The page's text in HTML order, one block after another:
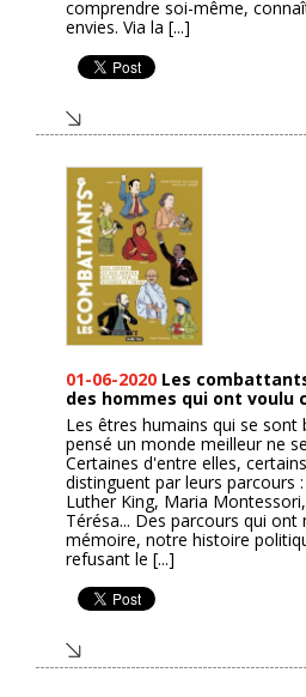
comprendre soi-même,
envies. Via la [...]
01-06-2020 Les
des hommes qui ont voulu
Les êtres humains qui se
pensé un monde meilleur ne
Certaines d'entre elles,
distinguent par leurs parcours
Luther King, Maria
Térésa... Des parcours qui ont
mémoire, notre histoire
refusant le [...]